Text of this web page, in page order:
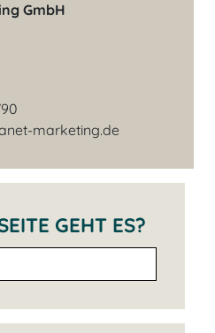
GmbH
marketing.de
GEHT ES?